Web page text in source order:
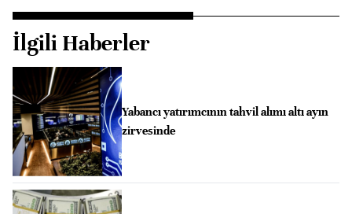
İlgili Haberler
Yabancı yatırımcının tahvil alımı altı ayın
zirvesinde